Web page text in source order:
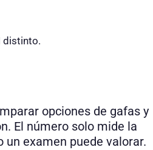
distinto.
opciones de gafas y
El número solo mide la
un examen puede valorar.